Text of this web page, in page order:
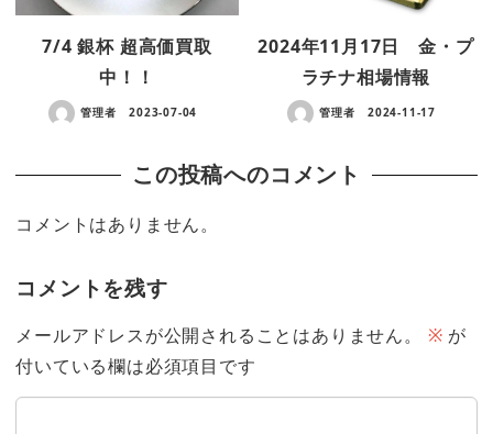
7/4 銀杯 超高価買取
中！！
管理者 2023-07-04
2024年11月17日 金・プ
ラチナ相場情報
管理者 2024-11-17
この投稿へのコメント
コメントはありません。
コメントを残す
メールアドレスが公開されることはありません。 ※ が
付いている欄は必須項目です